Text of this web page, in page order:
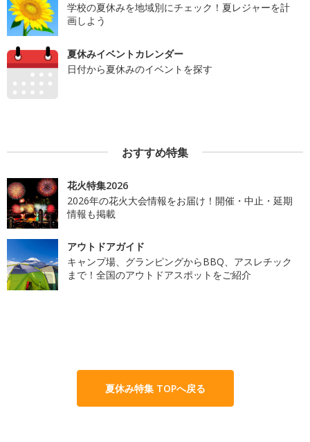
学校の夏休みを地域別にチェック！夏レジャーを計
画しよう
夏休みイベントカレンダー
日付から夏休みのイベントを探す
おすすめ特集
花火特集2026
2026年の花火大会情報をお届け！開催・中止・延期
情報も掲載
アウトドアガイド
キャンプ場、グランピングからBBQ、アスレチック
まで！全国のアウトドアスポットをご紹介
夏休み特集 TOPへ戻る